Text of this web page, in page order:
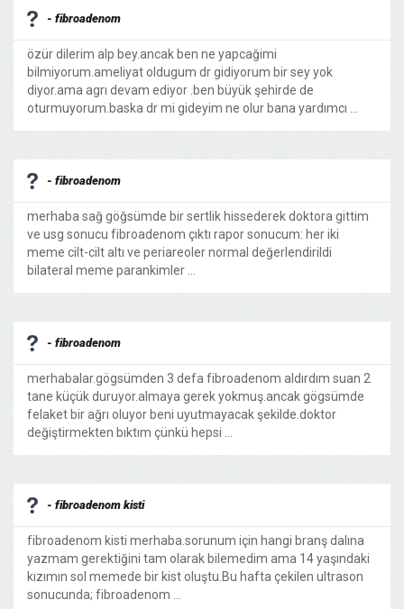
- fibroadenom
özür dilerim alp bey.ancak ben ne yapcağimi
bilmiyorum.ameliyat oldugum dr gidiyorum bir sey yok
diyor.ama agrı devam ediyor .ben büyük şehirde de
oturmuyorum.baska dr mi gideyim ne olur bana yardımcı ...
- fibroadenom
merhaba sağ göğsümde bir sertlik hissederek doktora gittim
ve usg sonucu fibroadenom çıktı rapor sonucum: her iki
meme cilt-cilt altı ve periareoler normal değerlendirildi
bilateral meme parankimler ...
- fibroadenom
merhabalar.gögsümden 3 defa fibroadenom aldırdım suan 2
tane küçük duruyor.almaya gerek yokmuş.ancak gögsümde
felaket bir ağrı oluyor beni uyutmayacak şekilde.doktor
değiştirmekten bıktım çünkü hepsi ...
- fibroadenom kisti
fibroadenom kisti merhaba.sorunum için hangi branş dalına
yazmam gerektiğini tam olarak bilemedim ama 14 yaşındaki
kızımın sol memede bir kist oluştu.Bu hafta çekilen ultrason
sonucunda; fibroadenom ...